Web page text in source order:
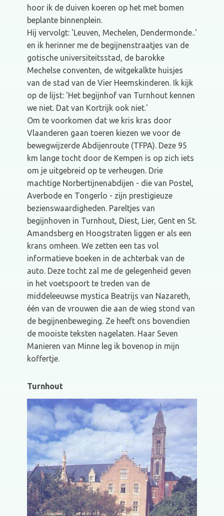
hoor ik de duiven koeren op het met bomen
beplante binnenplein.
Hij vervolgt: 'Leuven, Mechelen, Dendermonde..'
en ik herinner me de begijnenstraatjes van de
gotische universiteitsstad, de barokke
Mechelse conventen, de witgekalkte huisjes
van de stad van de Vier Heemskinderen. Ik kijk
op de lijst: 'Het begijnhof van Turnhout kennen
we niet. Dat van Kortrijk ook niet.'
Om te voorkomen dat we kris kras door
Vlaanderen gaan toeren kiezen we voor de
bewegwijzerde Abdijenroute (TFPA). Deze 95
km lange tocht door de Kempen is op zich iets
om je uitgebreid op te verheugen. Drie
machtige Norbertijnenabdijen - die van Postel,
Averbode en Tongerlo - zijn prestigieuze
bezienswaardigheden. Pareltjes van
begijnhoven in Turnhout, Diest, Lier, Gent en St.
Amandsberg en Hoogstraten liggen er als een
krans omheen. We zetten een tas vol
informatieve boeken in de achterbak van de
auto. Deze tocht zal me de gelegenheid geven
in het voetspoort te treden van de
middeleeuwse mystica Beatrijs van Nazareth,
één van de vrouwen die aan de wieg stond van
de begijnenbeweging. Ze heeft ons bovendien
de mooiste teksten nagelaten. Haar Seven
Manieren van Minne leg ik bovenop in mijn
koffertje.
Turnhout